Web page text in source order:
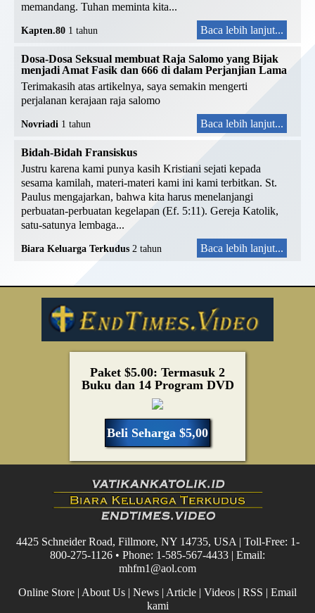
memandang. Tuhan meminta kita...
Kapten.80 1 tahun Baca lebih lanjut...
Dosa-Dosa Seksual membuat Raja Salomo yang Bijak
menjadi Amat Fasik dan 666 di dalam Perjanjian Lama
Terimakasih atas artikelnya, saya semakin mengerti
perjalanan kerajaan raja salomo
Novriadi 1 tahun Baca lebih lanjut...
Bidah-Bidah Fransiskus
Justru karena kami punya kasih Kristiani sejati kepada
sesama kamilah, materi-materi kami ini kami terbitkan. St.
Paulus mengajarkan, bahwa kita harus menelanjangi
perbuatan-perbuatan kegelapan (Ef. 5:11). Gereja Katolik,
satu-satunya lembaga...
Biara Keluarga Terkudus 2 tahun Baca lebih lanjut...
Paket $5.00: Termasuk 2
Buku dan 14 Program DVD
Beli Seharga $5,00
4425 Schneider Road, Fillmore, NY 14735, USA | Toll-Free: 1-
800-275-1126 • Phone: 1-585-567-4433 | Email:
mhfm1@aol.com
Online Store | About Us | News | Article | Videos | RSS | Email
kami